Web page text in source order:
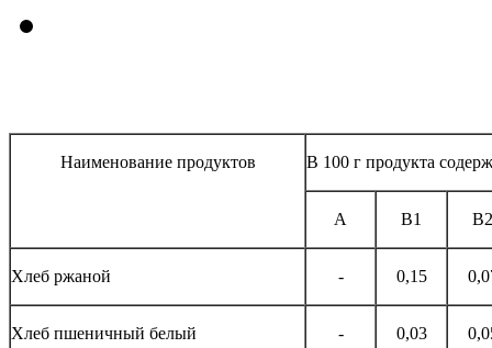
Наименование продуктов В 100 г продукта
А В1 В2
Хлеб ржаной - 0,15
Хлеб пшеничный белый - 0,03